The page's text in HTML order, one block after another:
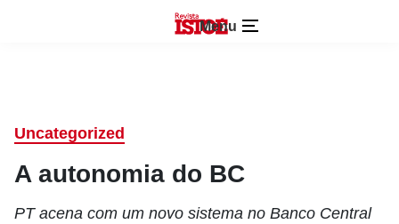
Menu
Uncategorized
A autonomia do BC
PT acena com um novo sistema no Banco Central